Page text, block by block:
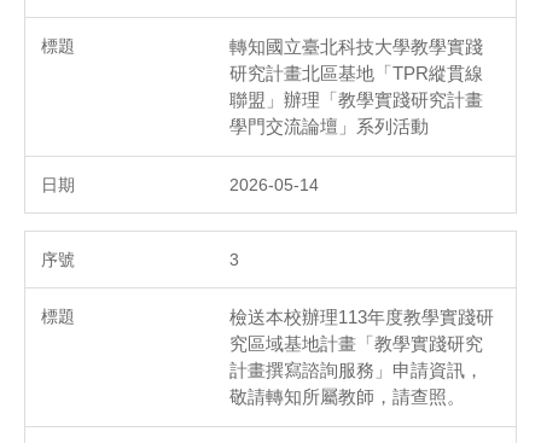
轉知國立臺北科技大學教學實踐
研究計畫北區基地「TPR縱貫線
聯盟」辦理「教學實踐研究計畫
學門交流論壇」系列活動
2026-05-14
3
檢送本校辦理113年度教學實踐研
究區域基地計畫「教學實踐研究
計畫撰寫諮詢服務」申請資訊，
敬請轉知所屬教師，請查照。